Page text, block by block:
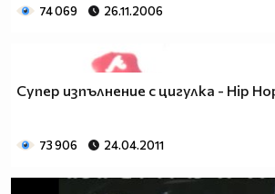
74 069 26.11.2006
Супер изпълнение с цигулка - Hip
73 906 24.04.2011